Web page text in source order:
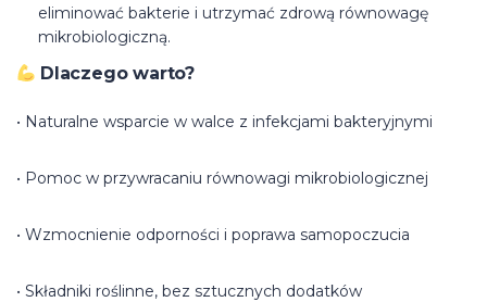
eliminować bakterie i utrzymać zdrową równowagę
mikrobiologiczną.
Dlaczego warto?
• Naturalne wsparcie w walce z infekcjami bakteryjnymi
• Pomoc w przywracaniu równowagi mikrobiologicznej
• Wzmocnienie odporności i poprawa samopoczucia
• Składniki roślinne, bez sztucznych dodatków